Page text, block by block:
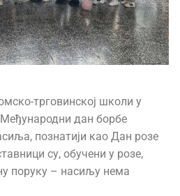
трговинској школи у
дан борбе
познатији као Дан розе
су, обучени у розе,
поруку – насиљу нема